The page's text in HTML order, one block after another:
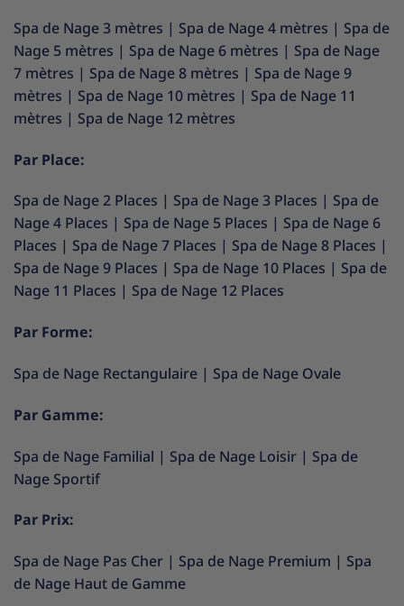
Spa de Nage 3 mètres | Spa de Nage 4 mètres | Spa de
Nage 5 mètres | Spa de Nage 6 mètres | Spa de Nage
7 mètres | Spa de Nage 8 mètres | Spa de Nage 9
mètres | Spa de Nage 10 mètres | Spa de Nage 11
mètres | Spa de Nage 12 mètres
Par Place:
Spa de Nage 2 Places | Spa de Nage 3 Places | Spa de
Nage 4 Places | Spa de Nage 5 Places | Spa de Nage 6
Places | Spa de Nage 7 Places | Spa de Nage 8 Places |
Spa de Nage 9 Places | Spa de Nage 10 Places | Spa de
Nage 11 Places | Spa de Nage 12 Places
Par Forme:
Spa de Nage Rectangulaire | Spa de Nage Ovale
Par Gamme:
Spa de Nage Familial | Spa de Nage Loisir | Spa de
Nage Sportif
Par Prix:
Spa de Nage Pas Cher | Spa de Nage Premium | Spa
de Nage Haut de Gamme